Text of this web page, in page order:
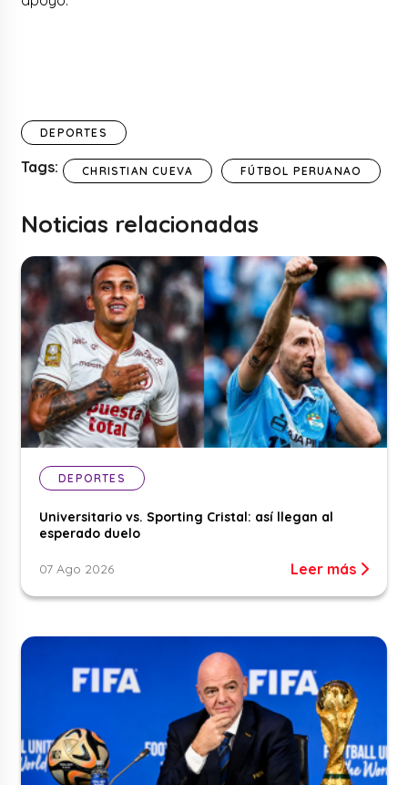
DEPORTES
Tags: CHRISTIAN CUEVA FÚTBOL PERUANAO
Noticias relacionadas
DEPORTES
Universitario vs. Sporting Cristal: así llegan al
esperado duelo
07 Ago 2026 Leer más